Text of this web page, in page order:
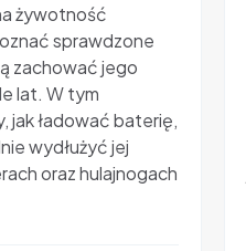
żywotność
sprawdzone
zachować jego
lat. W tym
jak ładować baterię,
wydłużyć jej
oraz hulajnogach